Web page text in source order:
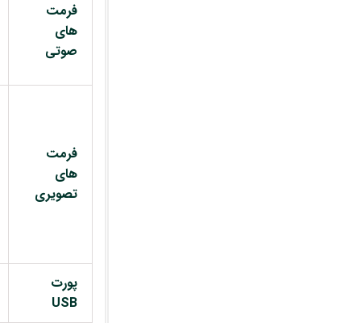
فرمت
های
صوتی
فرمت
های
تصویری
پورت
USB